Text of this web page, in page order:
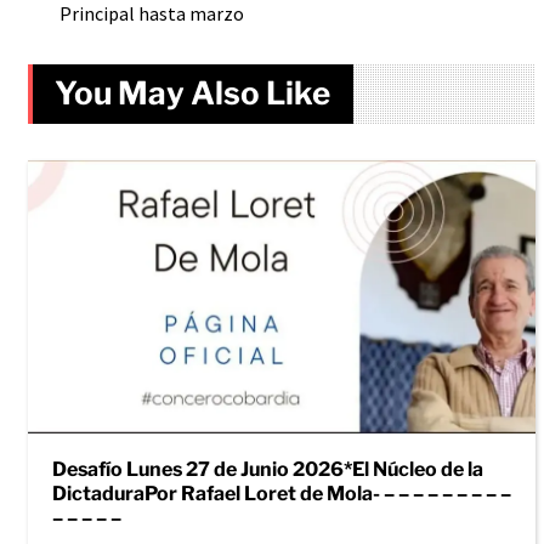
Principal hasta marzo
You May Also Like
Desafío Lunes 27 de Junio 2026*El Núcleo de la
DictaduraPor Rafael Loret de Mola- – – – – – – – – –
– – – – –